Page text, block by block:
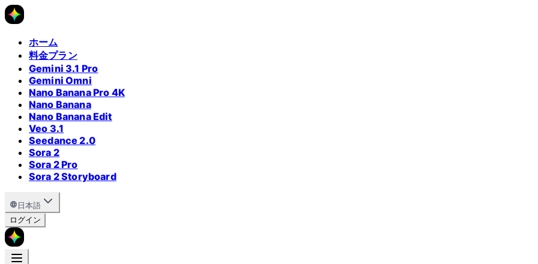
ホーム
料金プラン
Gemini 3.1 Pro
Gemini Omni
Nano Banana Pro 4K
Nano Banana
Nano Banana Edit
Veo 3.1
Seedance 2.0
Sora 2
Sora 2 Pro
Sora 2 Storyboard
日本語
ログイン